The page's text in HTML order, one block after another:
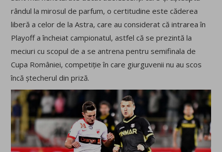
rândul la mirosul de parfum, o certitudine este căderea
liberă a celor de la Astra, care au considerat că intrarea în
Playoff a încheiat campionatul, astfel că se prezintă la
meciuri cu scopul de a se antrena pentru semifinala de
Cupa României, competiție în care giurguvenii nu au scos
încă ștecherul din priză.